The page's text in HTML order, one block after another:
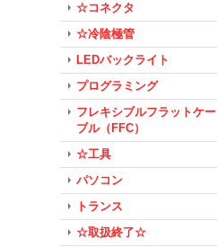
☆コネクタ
☆冷陰極管
LEDバックライト
プログラミング
フレキシブルフラットケー
ブル（FFC）
☆工具
パソコン
トランス
☆取扱終了☆